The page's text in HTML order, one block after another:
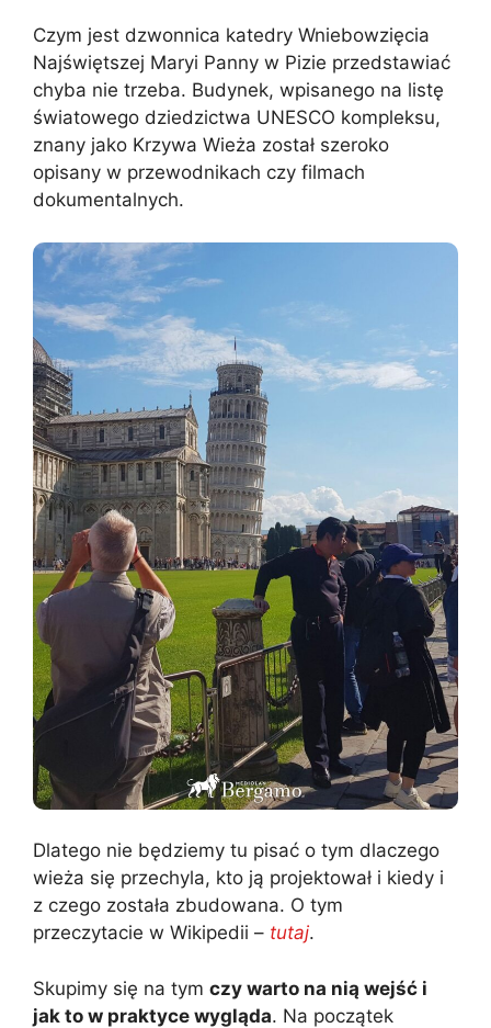
Czym jest dzwonnica katedry Wniebowzięcia
Najświętszej Maryi Panny w Pizie przedstawiać
chyba nie trzeba. Budynek, wpisanego na listę
światowego dziedzictwa UNESCO kompleksu,
znany jako Krzywa Wieża został szeroko
opisany w przewodnikach czy filmach
dokumentalnych.
Dlatego nie będziemy tu pisać o tym dlaczego
wieża się przechyla, kto ją projektował i kiedy i
z czego została zbudowana. O tym
przeczytacie w Wikipedii – tutaj.
Skupimy się na tym czy warto na nią wejść i
jak to w praktyce wygląda. Na początek